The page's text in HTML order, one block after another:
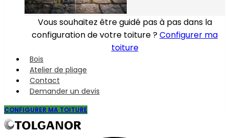
Vous souhaitez être guidé pas à pas dans la
configuration de votre toiture ?Configurer ma
toiture
Bois
Atelier de pliage
Contact
Demander un devis
CONFIGURER MA TOITURE